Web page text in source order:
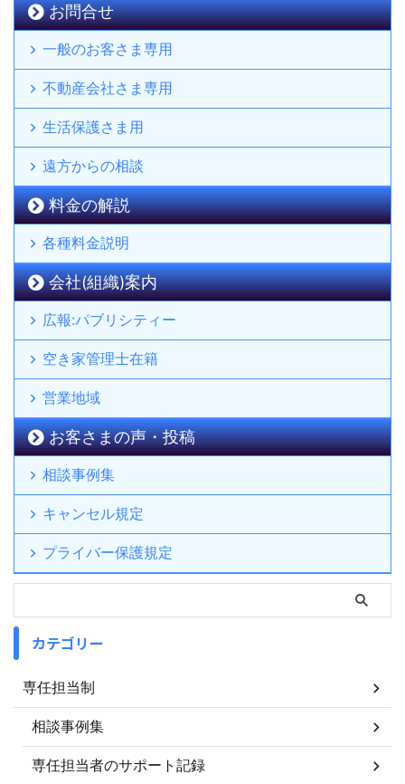
お問合せ
一般のお客さま専用
不動産会社さま専用
生活保護さま用
遠方からの相談
料金の解説
各種料金説明
会社(組織)案内
広報:パブリシティー
空き家管理士在籍
営業地域
お客さまの声・投稿
相談事例集
キャンセル規定
プライバー保護規定
カテゴリー
専任担当制
相談事例集
専任担当者のサポート記録